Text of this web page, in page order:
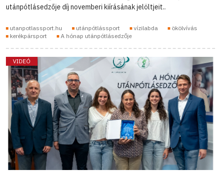
utánpótlásedzője díj novemberi kiírásának jelöltjeit..
utanpotlassport.hu utánpótlássport vízilabda
ökölvívás
kerékpársport
A hónap utánpótlásedzője
VIDEÓ